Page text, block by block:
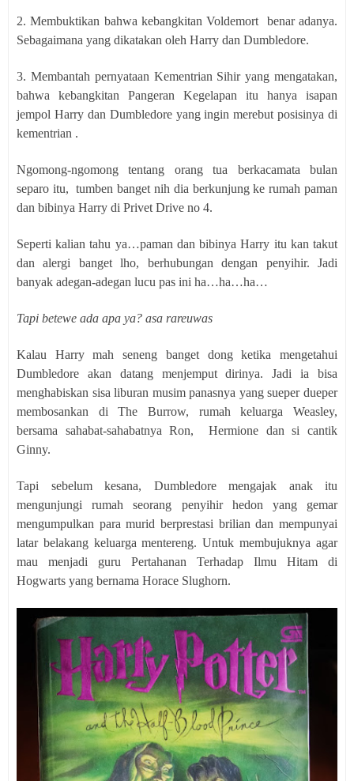
2. Membuktikan bahwa kebangkitan Voldemort
benar adanya.
Sebagaimana yang dikatakan oleh Harry dan Dumbledore.
3. Membantah pernyataan Kementrian Sihir yang mengatakan,
bahwa kebangkitan Pangeran Kegelapan itu hanya isapan
jempol Harry dan Dumbledore yang ingin merebut posisinya di
kementrian .
Ngomong-ngomong tentang orang tua berkacamata bulan
separo itu,
tumben banget nih dia berkunjung ke rumah paman
dan bibinya Harry di Privet Drive no 4.
Seperti kalian tahu ya…paman dan bibinya Harry itu kan takut
dan alergi banget lho, berhubungan dengan penyihir. Jadi
banyak adegan-adegan lucu pas ini ha…ha…ha…
Tapi betewe ada apa ya? asa rareuwas
Kalau Harry mah seneng banget dong ketika mengetahui
Dumbledore akan datang menjemput dirinya. Jadi ia bisa
menghabiskan sisa liburan musim panasnya yang sueper dueper
membosankan di The Burrow, rumah keluarga Weasley,
bersama sahabat-sahabatnya Ron,
Hermione dan si cantik
Ginny.
Tapi sebelum kesana, Dumbledore mengajak anak itu
mengunjungi rumah seorang penyihir hedon yang gemar
mengumpulkan para murid berprestasi brilian dan mempunyai
latar belakang keluarga mentereng. Untuk membujuknya agar
mau menjadi guru Pertahanan Terhadap Ilmu Hitam di
Hogwarts yang bernama Horace Slughorn.